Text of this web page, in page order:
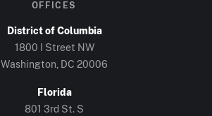
OFFICES
District of Columbia
1800 I Street NW
Washington, DC 20006
Florida
801 3rd St. S